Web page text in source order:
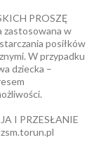
PROSZĘ
zastosowana w
posiłków
W przypadku
dziecka –
I PRZESŁANIE